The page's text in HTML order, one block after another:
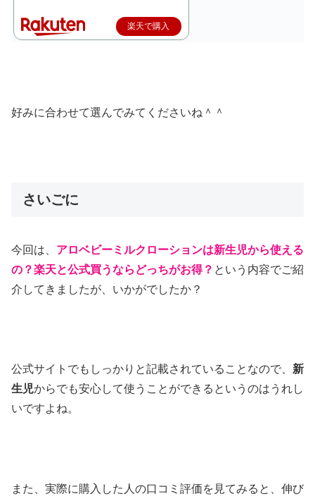
楽天で購入
好みに合わせて選んでみてくださいね＾＾
さいごに
今回は、 アロベビーミルクローションは新生児から使える
の？楽天と公式買うならどっちがお得？ という内容でご紹
介してきましたが、いかがでしたか？
公式サイトでもしっかりと記載されていることなので、 新
生児からでも安心して使うことができるというのはうれし
いですよね。
また、実際に購入した人の口コミ評価を見てみると、伸び